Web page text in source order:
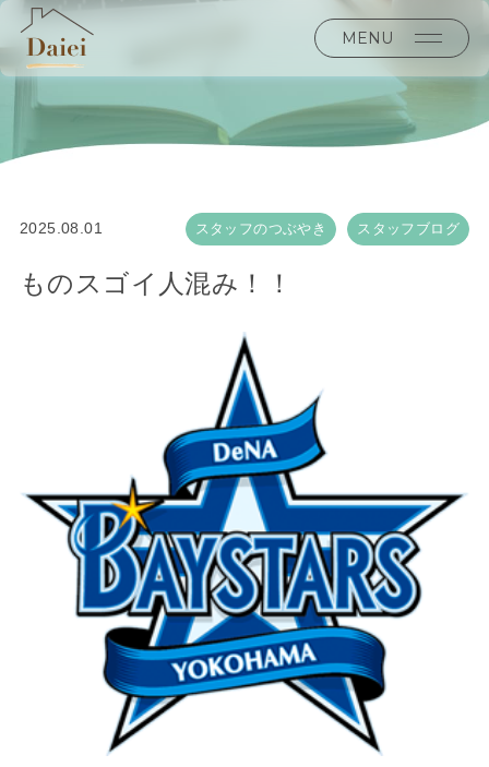
MENU
2025.08.01 スタッフのつぶやき スタッフブログ
ものスゴイ人混み！！